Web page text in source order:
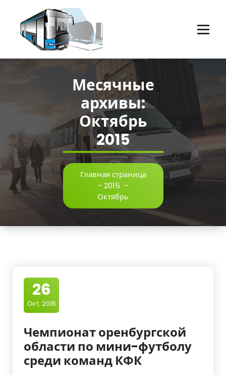
содержимому
Месячные
архивы:
Октябрь
2015
Главная страница
- 2015 -
Октябрь
26
Окт, 2015
Чемпионат оренбургской
области по мини-футболу
среди команд КФК